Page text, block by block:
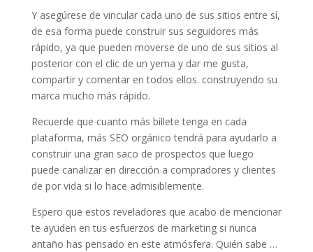
Y asegúrese de vincular cada uno de sus sitios entre sí,
de esa forma puede construir sus seguidores más
rápido, ya que pueden moverse de uno de sus sitios al
posterior con el clic de un yema y dar me gusta,
compartir y comentar en todos ellos. construyendo su
marca mucho más rápido.
Recuerde que cuanto más billete tenga en cada
plataforma, más SEO orgánico tendrá para ayudarlo a
construir una gran saco de prospectos que luego
puede canalizar en dirección a compradores y clientes
de por vida si lo hace admisiblemente.
Espero que estos reveladores que acabo de mencionar
te ayuden en tus esfuerzos de marketing si nunca
antaño has pensado en este atmósfera. Quién sabe …